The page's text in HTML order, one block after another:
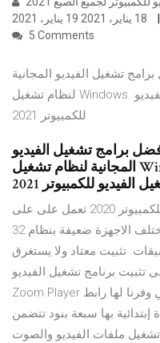
5 Comments
تشغيل الفيديو المجانية
لنظام تشغيل Windows. تحميل افضل 5 برامج لتشغيل الفيديو
للكمبيوتر 2021
برامج تشغيل الفيديو
المجانية لنظام تشغيل Windows. تحميل افضل 5 برامج
الفيديو للكمبيوتر 2021
تحميل أفضل 9 محاكي اندرويد للكمبيوتر 2020 تعمل على على
مختلف الاجهزة ضعيفة بنظام 32Bit و 64Bit وتدعم تشغيل لعبة فري
تثبيت معتاد ولا يستغرق
برنامج تشغيل الفيديو
Zoom Player وذلك عبر فتح أيقونة التثبيت التي وفرنا لها رابط
بها سبعة بنود تتضمن
ملفات الفيديو والصوت